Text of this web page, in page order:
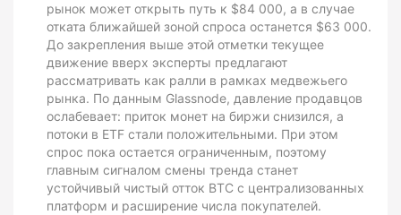
рынок может открыть путь к $84 000, а в случае
отката ближайшей зоной спроса останется $63 000.
До закрепления выше этой отметки текущее
движение вверх эксперты предлагают
рассматривать как ралли в рамках медвежьего
рынка. По данным Glassnode, давление продавцов
ослабевает: приток монет на биржи снизился, а
потоки в ETF стали положительными. При этом
спрос пока остается ограниченным, поэтому
главным сигналом смены тренда станет
устойчивый чистый отток BTC с централизованных
платформ и расширение числа покупателей.